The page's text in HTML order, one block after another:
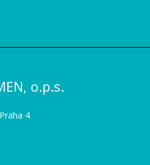
o.p.s.
4